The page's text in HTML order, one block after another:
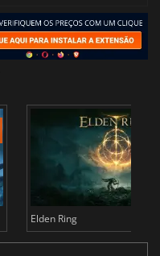
Elden Ring